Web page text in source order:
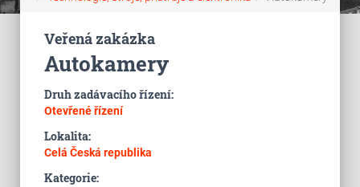
Veřená zakázka
Autokamery
Druh zadávacího řízení:
Otevřené řízení
Lokalita:
Celá Česká republika
Kategorie: